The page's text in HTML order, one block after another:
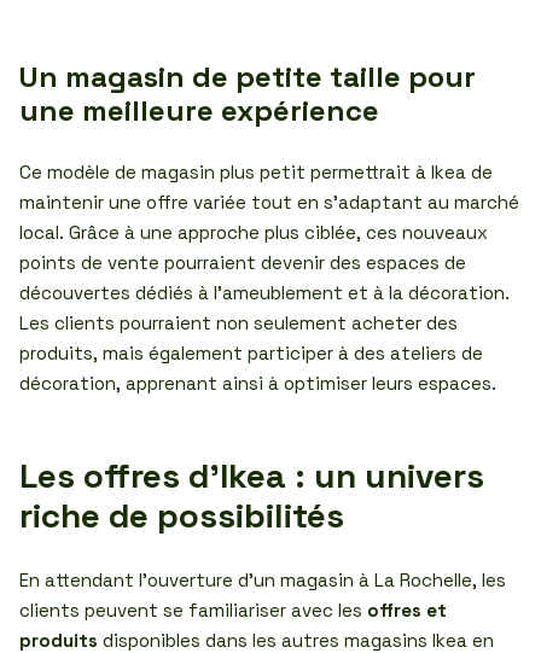
Un magasin de petite taille pour
une meilleure expérience
Ce modèle de magasin plus petit permettrait à Ikea de
maintenir une offre variée tout en s’adaptant au marché
local. Grâce à une approche plus ciblée, ces nouveaux
points de vente pourraient devenir des espaces de
découvertes dédiés à l’ameublement et à la décoration.
Les clients pourraient non seulement acheter des
produits, mais également participer à des ateliers de
décoration, apprenant ainsi à optimiser leurs espaces.
Les offres d’Ikea : un univers
riche de possibilités
En attendant l’ouverture d’un magasin à La Rochelle, les
clients peuvent se familiariser avec les offres et
produits disponibles dans les autres magasins Ikea en